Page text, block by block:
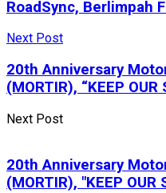
RoadSync, Berlimpah
Next Post
20th Anniversary
(MORTIR), “KEEP OUR
Next Post
20th Anniversary
(MORTIR), "KEEP OUR